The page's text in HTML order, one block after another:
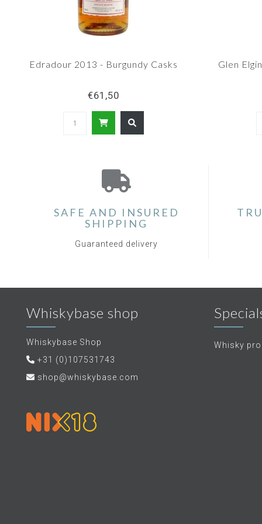
Edradour 2013 - Burgundy Casks
€61,50
Glen
SAFE AND INSURED
SHIPPING
Guaranteed delivery
Whiskybase shop
Whiskybase Shop
+31 (0)107531743
shop@whiskybase.com
Whisky